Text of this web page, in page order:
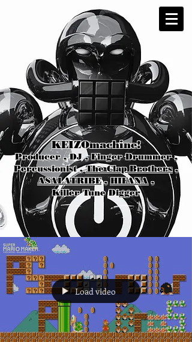
KEIZOmachine!
Producer , DJ , Finger Drummer ,
Percussionist ,The Clap Brothers,
ASALATRIBE,HIFANA,
Killer Tune Digger
Load video